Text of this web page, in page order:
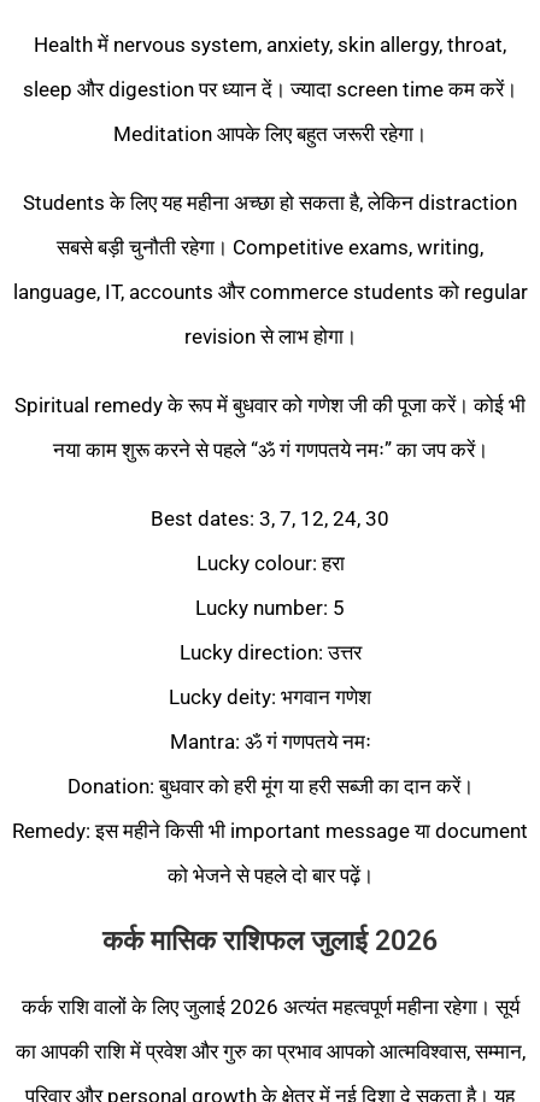
Health में nervous system, anxiety, skin allergy, throat,
sleep और digestion पर ध्यान दें। ज्यादा screen time कम करें।
Meditation आपके लिए बहुत जरूरी रहेगा।
Students के लिए यह महीना अच्छा हो सकता है, लेकिन distraction
सबसे बड़ी चुनौती रहेगा। Competitive exams, writing,
language, IT, accounts और commerce students को regular
revision से लाभ होगा।
Spiritual remedy के रूप में बुधवार को गणेश जी की पूजा करें। कोई भी
नया काम शुरू करने से पहले “ॐ गं गणपतये नमः” का जप करें।
Best dates: 3, 7, 12, 24, 30
Lucky colour: हरा
Lucky number: 5
Lucky direction: उत्तर
Lucky deity: भगवान गणेश
Mantra: ॐ गं गणपतये नमः
Donation: बुधवार को हरी मूंग या हरी सब्जी का दान करें।
Remedy: इस महीने किसी भी important message या document
को भेजने से पहले दो बार पढ़ें।
कर्क मासिक राशिफल जुलाई 2026
कर्क राशि वालों के लिए जुलाई 2026 अत्यंत महत्वपूर्ण महीना रहेगा। सूर्य
का आपकी राशि में प्रवेश और गुरु का प्रभाव आपको आत्मविश्वास, सम्मान,
परिवार और personal growth के क्षेत्र में नई दिशा दे सकता है। यह